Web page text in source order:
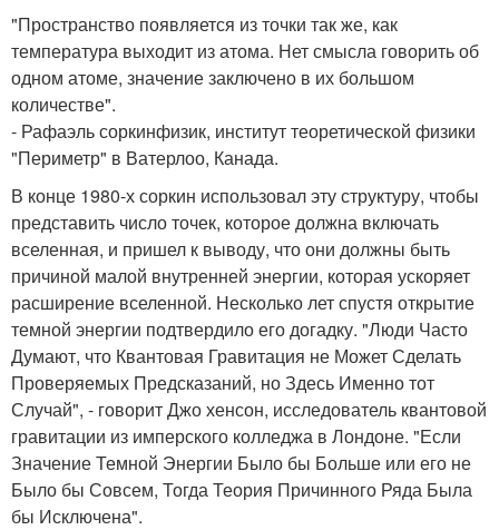
"Пространство появляется из точки так же, как
температура выходит из атома. Нет смысла говорить об
одном атоме, значение заключено в их большом
количестве".
- Рафаэль соркинфизик, институт теоретической физики
"Периметр" в Ватерлоо, Канада.
В конце 1980-х соркин использовал эту структуру, чтобы
представить число точек, которое должна включать
вселенная, и пришел к выводу, что они должны быть
причиной малой внутренней энергии, которая ускоряет
расширение вселенной. Несколько лет спустя открытие
темной энергии подтвердило его догадку. "Люди Часто
Думают, что Квантовая Гравитация не Может Сделать
Проверяемых Предсказаний, но Здесь Именно тот
Случай", - говорит Джо хенсон, исследователь квантовой
гравитации из имперского колледжа в Лондоне. "Если
Значение Темной Энергии Было бы Больше или его не
Было бы Совсем, Тогда Теория Причинного Ряда Была
бы Исключена".